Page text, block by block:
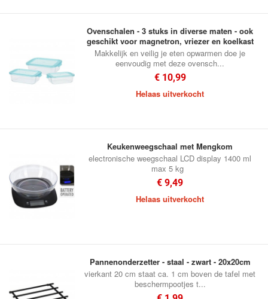
Ovenschalen - 3 stuks in diverse maten - ook
geschikt voor magnetron, vriezer en koelkast
Makkelijk en veilig je eten opwarmen doe je
eenvoudig met deze ovensch...
€ 10,99
Helaas uitverkocht
Keukenweegschaal met Mengkom
electronische weegschaal LCD display 1400 ml
max 5 kg
€ 9,49
Helaas uitverkocht
Pannenonderzetter - staal - zwart - 20x20cm
vierkant 20 cm staat ca. 1 cm boven de tafel met
beschermpootjes t...